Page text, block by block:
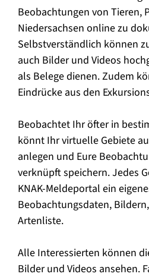
Beobachtungen von Tieren,
Niedersachsen online zu
Selbstverständlich können
auch Bilder und Videos
als Belege dienen. Zudem
Eindrücke aus den
Beobachtet Ihr öfter in
könnt Ihr virtuelle Gebiete
anlegen und Eure
verknüpft speichern. Jedes
KNAK-Meldeportal ein
Beobachtungsdaten,
Artenliste.
Alle Interessierten können
Bilder und Videos ansehen.